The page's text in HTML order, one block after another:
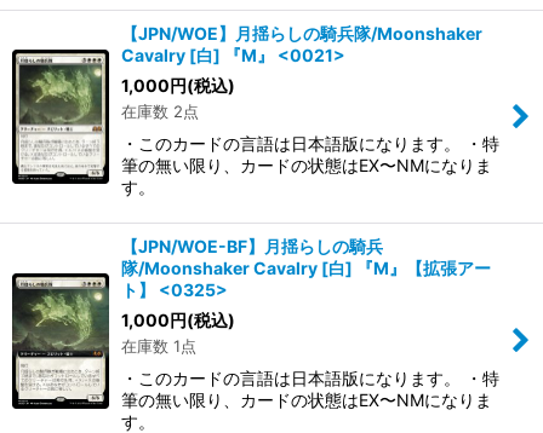
【JPN/WOE】月揺らしの騎兵隊/Moonshaker
Cavalry [白] 『M』 <0021>
1,000円(税込)
在庫数 2点
・このカードの言語は日本語版になります。 ・特
筆の無い限り、カードの状態はEX〜NMになりま
す。
【JPN/WOE-BF】月揺らしの騎兵
隊/Moonshaker Cavalry [白] 『M』【拡張アー
ト】 <0325>
1,000円(税込)
在庫数 1点
・このカードの言語は日本語版になります。 ・特
筆の無い限り、カードの状態はEX〜NMになりま
す。